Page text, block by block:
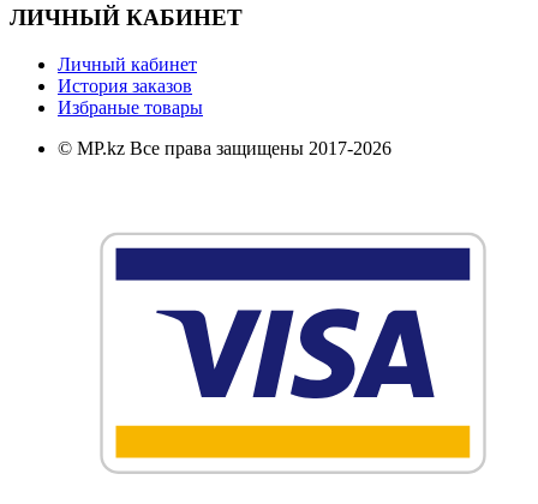
ЛИЧНЫЙ КАБИНЕТ
Личный кабинет
История заказов
Избраные товары
© MP.kz Все права защищены 2017-2026